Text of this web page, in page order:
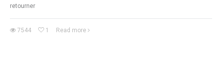
retourner
7544 1 Read more